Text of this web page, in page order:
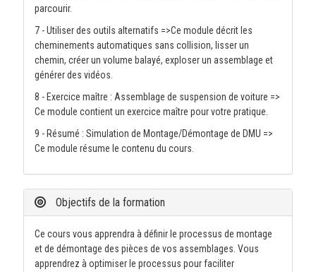
parcourir.
7 - Utiliser des outils alternatifs =>Ce module décrit les
cheminements automatiques sans collision, lisser un
chemin, créer un volume balayé, exploser un assemblage et
générer des vidéos.
8 - Exercice maître : Assemblage de suspension de voiture =>
Ce module contient un exercice maître pour votre pratique.
9 - Résumé : Simulation de Montage/Démontage de DMU =>
Ce module résume le contenu du cours.
Objectifs de la formation
Ce cours vous apprendra à définir le processus de montage
et de démontage des pièces de vos assemblages. Vous
apprendrez à optimiser le processus pour faciliter